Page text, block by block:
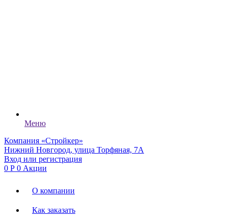
Меню
Компания «Стройкер»
Нижний Новгород, улица Торфяная, 7А
Вход или регистрация
0 Р 0 Акции
О компании
Как заказать